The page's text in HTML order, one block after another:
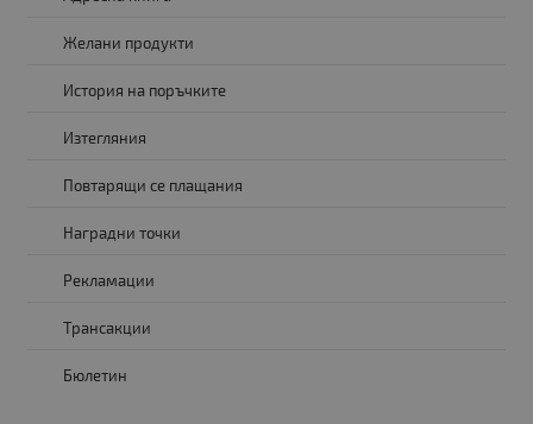
Желани продукти
История на поръчките
Изтегляния
Повтарящи се плащания
Наградни точки
Рекламации
Трансакции
Бюлетин